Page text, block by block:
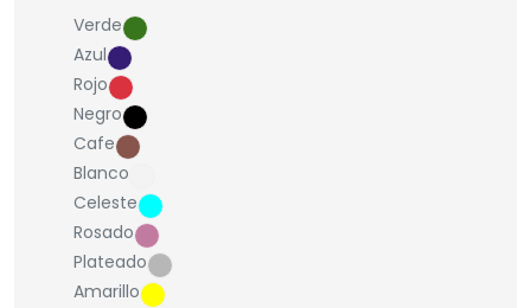
Verde
Azul
Rojo
Negro
Cafe
Blanco
Celeste
Rosado
Plateado
Amarillo